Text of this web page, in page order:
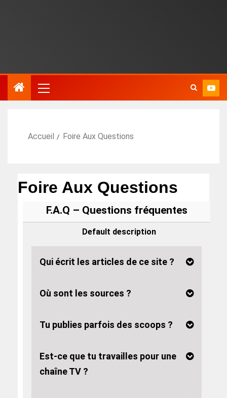
Accueil Foire Aux Questions
Foire Aux Questions
F.A.Q – Questions fréquentes
Default description
Qui écrit les articles de ce site ?
Où sont les sources ?
Tu publies parfois des scoops ?
Est-ce que tu travailles pour une
chaîne TV ?